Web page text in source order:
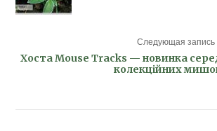
Следующая запись
Хоста Mouse Tracks — новинка
колекційних